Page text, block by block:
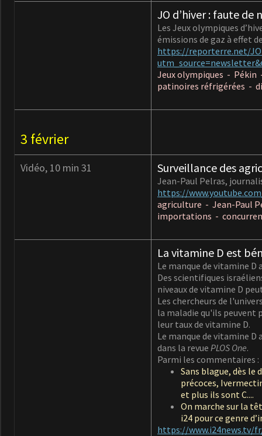
JO d’hiver : faute de
Les Jeux olympiques
émissions de gaz à effet
https://reporterre.net/
Jeux olympiques -
patinoires réfrigérées -
3 février
Vidéo, 10 min 31 Surveillance des
Jean-Paul Pelras,
https://
agriculture - Jean-Paul
importations -
La vitamine D est
Le manque de vitamine
Des scientifiques
niveaux de vitamine D
Les chercheurs de
la maladie qu'ils peuvent
leur taux de vitamine D.
Le manque de vitamine
dans la revue PLOS One.
Parmi les commentaires :
Sans blague, dès
précoces,
et plus ils sont C....
On marche sur la
i24 pour ce genre
https://www.i24news.tv/